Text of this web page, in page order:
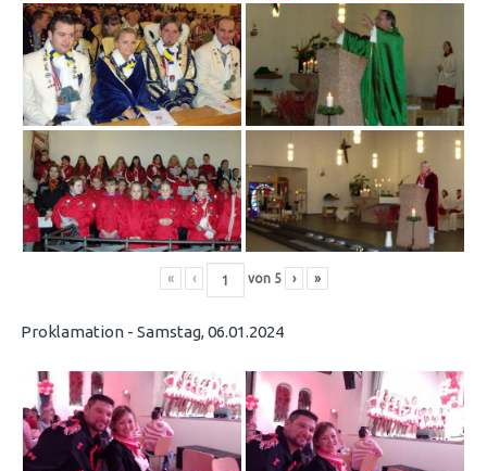
« ‹ von 5 › »
Proklamation - Samstag, 06.01.2024